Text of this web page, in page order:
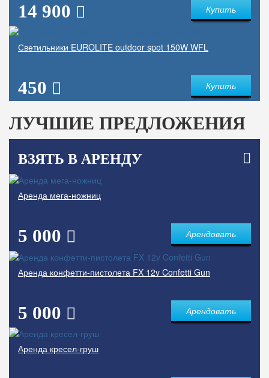
14 900 Купить
Светильники EUROLITE outdoor spot 150W WFL
450 Купить
ЛУЧШИЕ ПРЕДЛОЖЕНИЯ
ВЗЯТЬ В АРЕНДУ
Аренда мега-ножниц
5 000 Арендовать
Аренда конфетти-пистолета FX 12v Confetti Gun
5 000 Арендовать
Аренда кресел-груш